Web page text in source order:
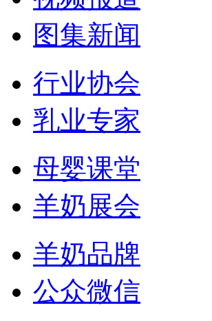
图集新闻
行业协会
乳业专家
母婴课堂
羊奶展会
羊奶品牌
公众微信